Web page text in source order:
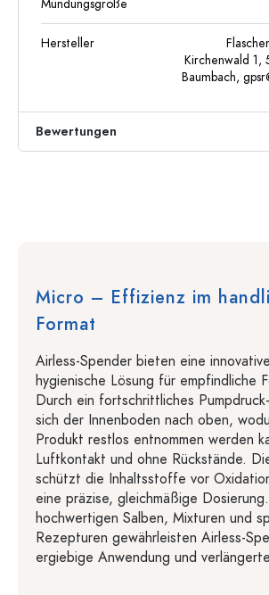
Mündungsgröße
Hersteller
Kirchenwald 1,
Baumbach,
Bewertungen
Micro – Effizienz im
Format
Airless-Spender bieten eine
hygienische Lösung für empfindliche
Durch ein fortschrittliches
sich der Innenboden nach oben,
Produkt restlos entnommen werden
Luftkontakt und ohne Rückstände.
schützt die Inhaltsstoffe vor
eine präzise, gleichmäßige
hochwertigen Salben, Mixturen und
Rezepturen gewährleisten Airless-
ergiebige Anwendung und